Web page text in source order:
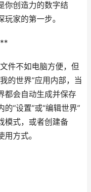
你创造力的数字结
家的第一步。
件不如电脑方便，但
的世界”应用内部，当
都会自动生成并保存
“设置”或“编辑世界”
模式，或者创建备
方式。